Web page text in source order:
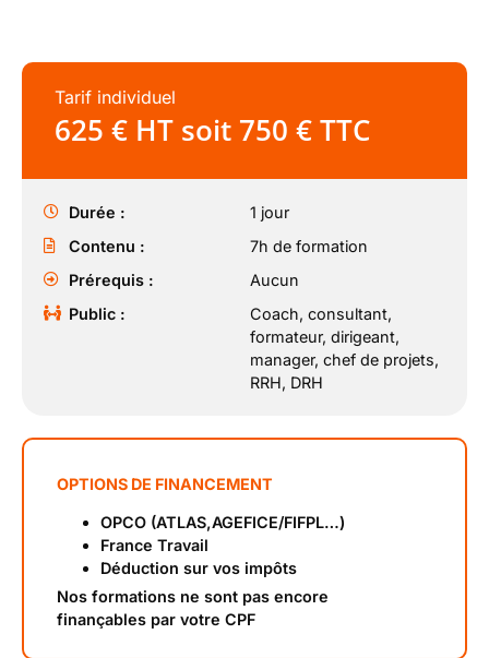
Tarif individuel
625 € HT soit 750 € TTC
Durée :
Contenu :
Prérequis :
Public :
1 jour
7h de formation
Aucun
Coach, consultant,
formateur, dirigeant,
manager, chef de projets,
RRH, DRH
OPTIONS DE FINANCEMENT
OPCO (ATLAS,AGEFICE/FIFPL…)
France Travail
Déduction sur vos impôts
Nos formations ne sont pas encore
finançables par votre CPF